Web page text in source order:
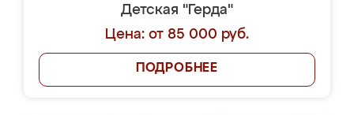
Детская "Герда"
Цена: от 85 000 руб.
ПОДРОБНЕЕ